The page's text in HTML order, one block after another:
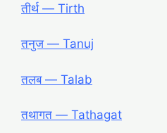
तीर्थ ― Tirth
तनुज ― Tanuj
तलब ― Talab
तथागत ― Tathagat